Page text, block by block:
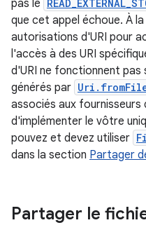
pas le
que cet appel échoue. À
autorisations d'URI pour
l'accès à des URI
d'URI ne fonctionnent pas
générés par
associés aux fournisseurs
d'implémenter le vôtre
pouvez et devez utiliser
dans la section Partager
Partager le